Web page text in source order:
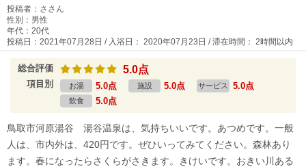
投稿者：ささん
性別：男性
年代：20代
投稿日：2021年07月28日 / 入浴日： 2020年07月23日 / 滞在時間： 2時間以内
総合評価 5.0点
項目別 お湯 5.0点 施設 5.0点 サービス 5.0点
飲食 5.0点
鳥取市河原湯谷 湯谷温泉は、気持ちいいです。あつめです。一般
人は、市内外は、420円です。ぜひいってみてください。森林あり
ます。春になったらさくらがさきます。きけいです。おきい川ある